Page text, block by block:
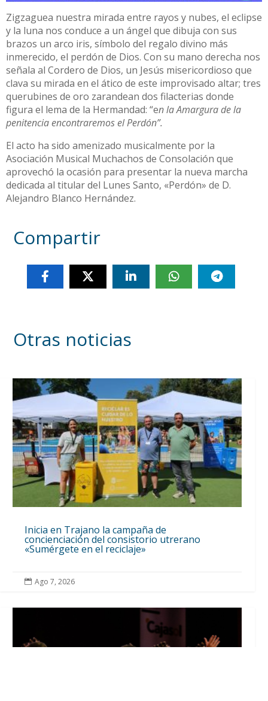
Zigzaguea nuestra mirada entre rayos y nubes, el eclipse
y la luna nos conduce a un ángel que dibuja con sus
brazos un arco iris, símbolo del regalo divino más
inmerecido, el perdón de Dios. Con su mano derecha nos
señala al Cordero de Dios, un Jesús misericordioso que
clava su mirada en el ático de este improvisado altar; tres
querubines de oro zarandean dos filacterias donde
figura el lema de la Hermandad: “en la Amargura de la
penitencia encontraremos el Perdón”.
El acto ha sido amenizado musicalmente por la
Asociación Musical Muchachos de Consolación que
aprovechó la ocasión para presentar la nueva marcha
dedicada al titular del Lunes Santo, «Perdón» de D.
Alejandro Blanco Hernández.
Compartir
Otras noticias
Inicia en Trajano la campaña de
concienciación del consistorio utrerano
«Sumérgete en el reciclaje»
 Ago 7, 2026